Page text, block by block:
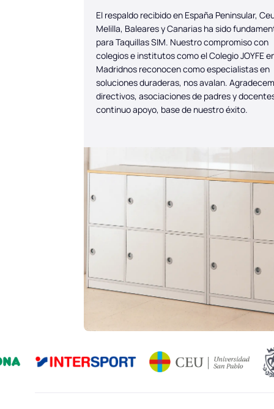
El respaldo recibido en España Peninsular,
Melilla, Baleares y Canarias ha sido
para Taquillas SIM. Nuestro compromiso con
colegios e institutos como el Colegio JOYFE
Madridnos reconocen como especialistas en
soluciones duraderas, nos avalan.
directivos, asociaciones de padres y
continuo apoyo, base de nuestro éxito.